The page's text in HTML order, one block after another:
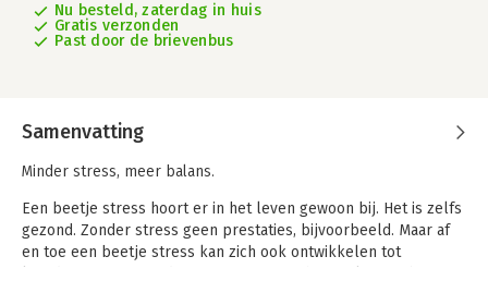
Nu besteld, zaterdag in huis
Gratis verzonden
Past door de brievenbus
Samenvatting
Minder stress, meer balans.
Een beetje stress hoort er in het leven gewoon bij. Het is zelfs
gezond. Zonder stress geen prestaties, bijvoorbeeld. Maar af
en toe een beetje stress kan zich ook ontwikkelen tot